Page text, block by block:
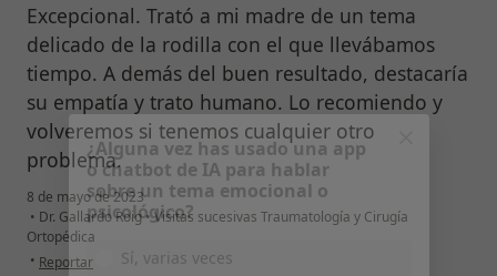
Excepcional. Trató a mi madre de un tema
delicado de la rodilla con el que llevábamos
tiempo. A demás del buen resultado, destacaría
su empatía y trato humano. Lo recomiendo y
volveremos si tenemos cualquier otro
problema.
8 de mayo de 2023
• Dr. Gallardo Roig•Visitas sucesivas Traumatología y Cirugía
Ortopédica
• en opinión del usuario Helena Gonzalez
Reportar
¿Alguna vez has usado una app
o chatbot de IA para hablar
sobre un tema emocional o
psicológico?
Sí, varias veces
Sí, una vez
No, pero lo consideraría
No, y no confío en ello